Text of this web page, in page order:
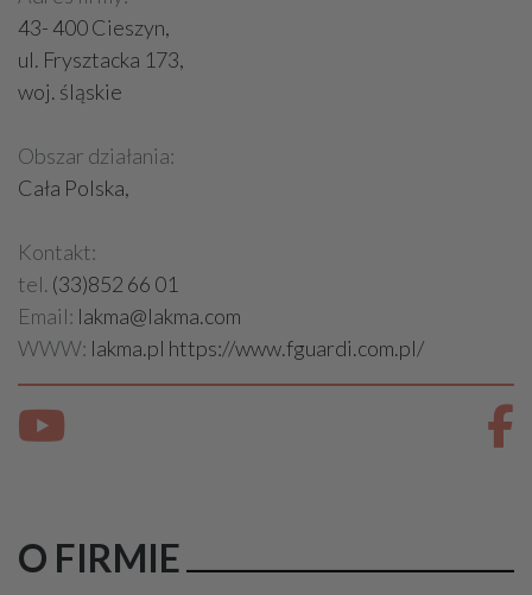
43- 400 Cieszyn,
ul. Frysztacka 173,
woj. śląskie
Obszar działania:
Cała Polska,
Kontakt:
tel. (33)852 66 01
Email: lakma@lakma.com
WWW: lakma.pl https://www.fguardi.com.pl/
O FIRMIE